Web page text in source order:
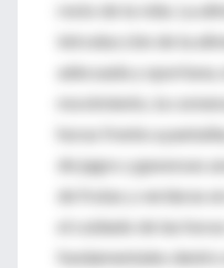
resto de la vida. La
introducción de la
adecuada y
movimiento, la
horas frente a
de jugos y gaseosas
de frutas y verduras
el cuidado de las
fundamentales